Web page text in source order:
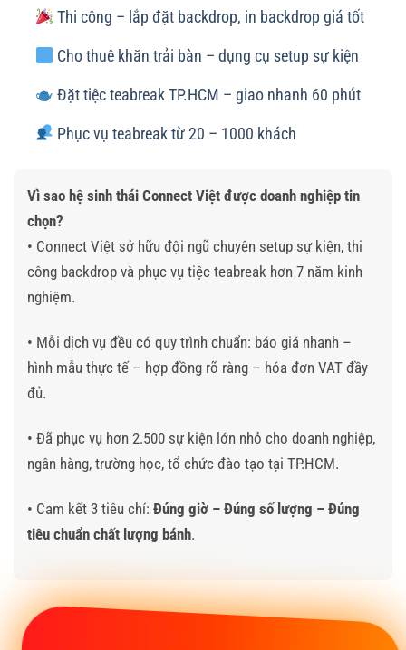
Thi công – lắp đặt backdrop, in backdrop giá tốt
Cho thuê khăn trải bàn – dụng cụ setup sự kiện
Đặt tiệc teabreak TP.HCM – giao nhanh 60 phút
Phục vụ teabreak từ 20 – 1000 khách
Vì sao hệ sinh thái Connect Việt được doanh nghiệp tin
chọn?
• Connect Việt sở hữu đội ngũ chuyên setup sự kiện, thi
công backdrop và phục vụ tiệc teabreak hơn 7 năm kinh
nghiệm.
• Mỗi dịch vụ đều có quy trình chuẩn: báo giá nhanh –
hình mẫu thực tế – hợp đồng rõ ràng – hóa đơn VAT đầy
đủ.
• Đã phục vụ hơn 2.500 sự kiện lớn nhỏ cho doanh nghiệp,
ngân hàng, trường học, tổ chức đào tạo tại TP.HCM.
• Cam kết 3 tiêu chí: Đúng giờ – Đúng số lượng – Đúng
tiêu chuẩn chất lượng bánh.